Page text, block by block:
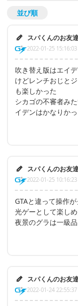
並び順
スパくんのお友
2022-01-25 15:16:03
吹き替え版はエイ
けどレンチおじと
も楽しかった
シカゴの不審者み
イデンはかなりか
スパくんのお友
2022-01-25 10:16:23
GTAと違って操作
光ゲーとして楽しめ
夜景のグラは一級品
スパくんのお友
2022-01-24 22:55:37